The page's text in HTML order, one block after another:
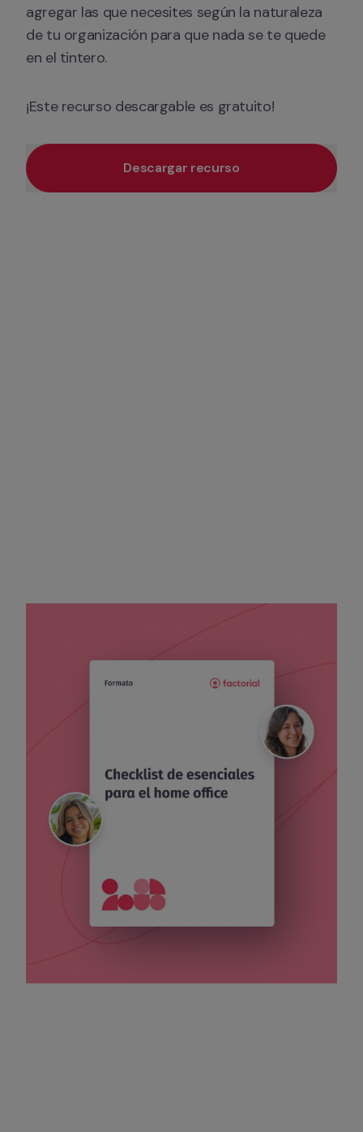
agregar las que necesites según la naturaleza
de tu organización para que nada se te quede
en el tintero.
¡Este recurso descargable es gratuito!
Descargar recurso